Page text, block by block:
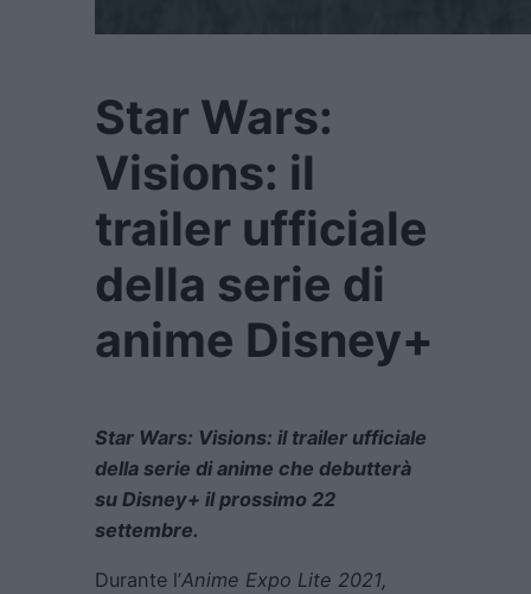
Star Wars:
Visions: il
trailer ufficiale
della serie di
anime Disney+
Star Wars: Visions: il trailer ufficiale
della serie di anime che debutterà
su Disney+ il prossimo 22
settembre.
Durante l’Anime Expo Lite 2021,